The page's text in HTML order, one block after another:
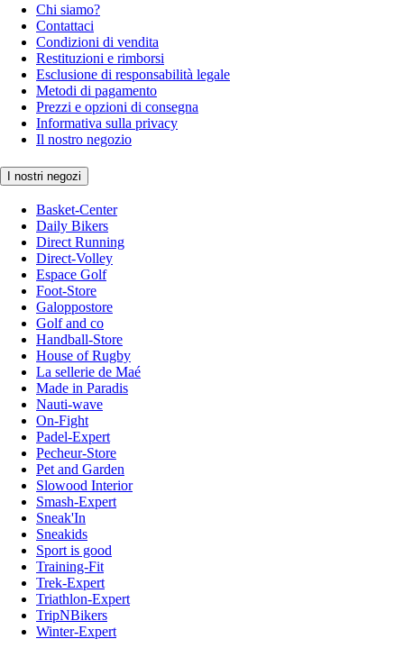
Chi siamo?
Contattaci
Condizioni di vendita
Restituzioni e rimborsi
Esclusione di responsabilità legale
Metodi di pagamento
Prezzi e opzioni di consegna
Informativa sulla privacy
Il nostro negozio
I nostri negozi
Basket-Center
Daily Bikers
Direct Running
Direct-Volley
Espace Golf
Foot-Store
Galoppostore
Golf and co
Handball-Store
House of Rugby
La sellerie de Maé
Made in Paradis
Nauti-wave
On-Fight
Padel-Expert
Pecheur-Store
Pet and Garden
Slowood Interior
Smash-Expert
Sneak'In
Sneakids
Sport is good
Training-Fit
Trek-Expert
Triathlon-Expert
TripNBikers
Winter-Expert